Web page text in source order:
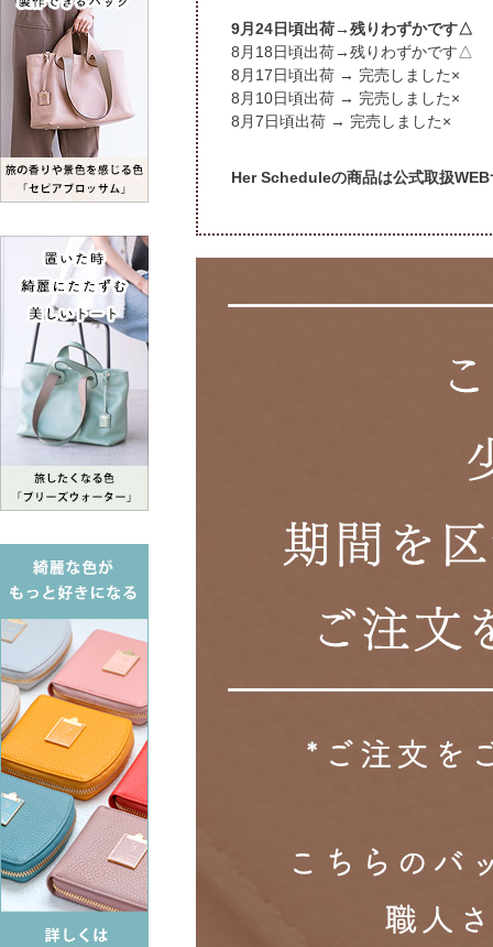
9月24日頃出荷→残りわずかです△
頃出荷→残りわずかです△
頃出荷 → 完売しました×
頃出荷 → 完売しました×
頃出荷 → 完売しました×
Her Scheduleの商品は公式取扱